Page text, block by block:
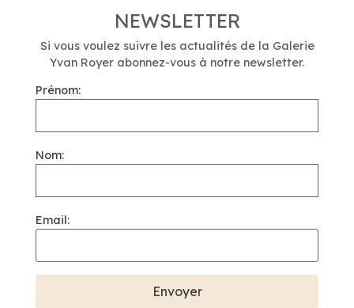
NEWSLETTER
Si vous voulez suivre les actualités de la Galerie
Yvan Royer abonnez-vous à notre newsletter.
Prénom:
Nom:
Email: